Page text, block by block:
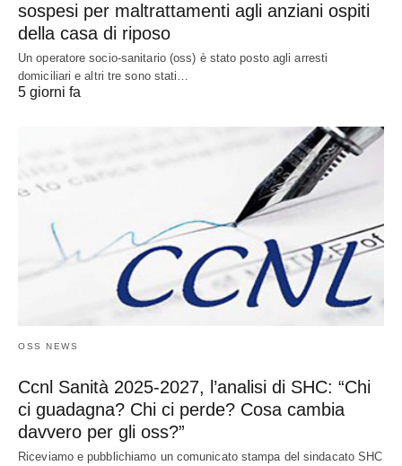
sospesi per maltrattamenti agli anziani ospiti
della casa di riposo
Un operatore socio-sanitario (oss) è stato posto agli arresti
domiciliari e altri tre sono stati…
5 giorni fa
OSS NEWS
Ccnl Sanità 2025-2027, l’analisi di SHC: “Chi
ci guadagna? Chi ci perde? Cosa cambia
davvero per gli oss?”
Riceviamo e pubblichiamo un comunicato stampa del sindacato SHC